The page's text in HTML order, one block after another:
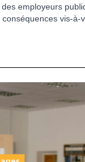
des employeurs
vis-à-